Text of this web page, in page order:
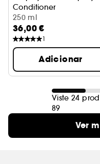
Conditioner
Spray de cuidado
250 ml
36,00 €
1
Adicionar
Viste 24
89
Ver